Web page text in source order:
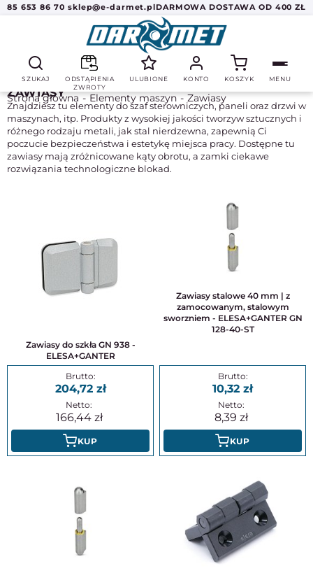
85 653 86 70 sklep@e-darmet.plDARMOWA DOSTAWA OD 400 ZŁ
SZUKAJ
ODSTĄPIENIA
ZWROTY
ULUBIONE KONTO KOSZYK MENU
Strona główna Elementy maszyn Zawiasy
ZAWIASY
Znajdziesz tu elementy do szaf sterowniczych, paneli oraz drzwi w
maszynach, itp. Produkty z wysokiej jakości tworzyw sztucznych i
różnego rodzaju metali, jak stal nierdzewna, zapewnią Ci
poczucie bezpieczeństwa i estetykę miejsca pracy. Dostępne tu
zawiasy mają zróżnicowane kąty obrotu, a zamki ciekawe
rozwiązania technologiczne blokad.
Zawiasy do szkła GN 938 -
ELESA+GANTER
204,72
166,44
KUP
Zawiasy stalowe 40 mm | z
zamocowanym, stalowym
sworzniem - ELESA+GANTER GN
128-40-ST
10,32
8,39
KUP